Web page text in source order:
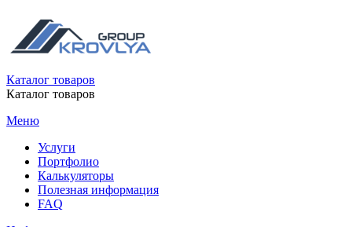
Каталог товаров
Каталог товаров
Меню
Услуги
Портфолио
Калькуляторы
Полезная информация
FAQ